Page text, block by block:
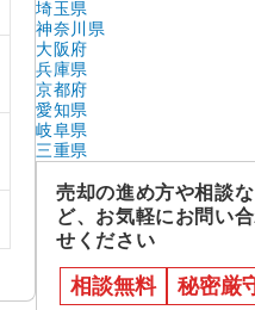
埼玉県
神奈川県
大阪府
兵庫県
京都府
愛知県
岐阜県
三重県
売却の進め方や相談な
ど、お気軽にお問い
せください
相談無料 秘密厳